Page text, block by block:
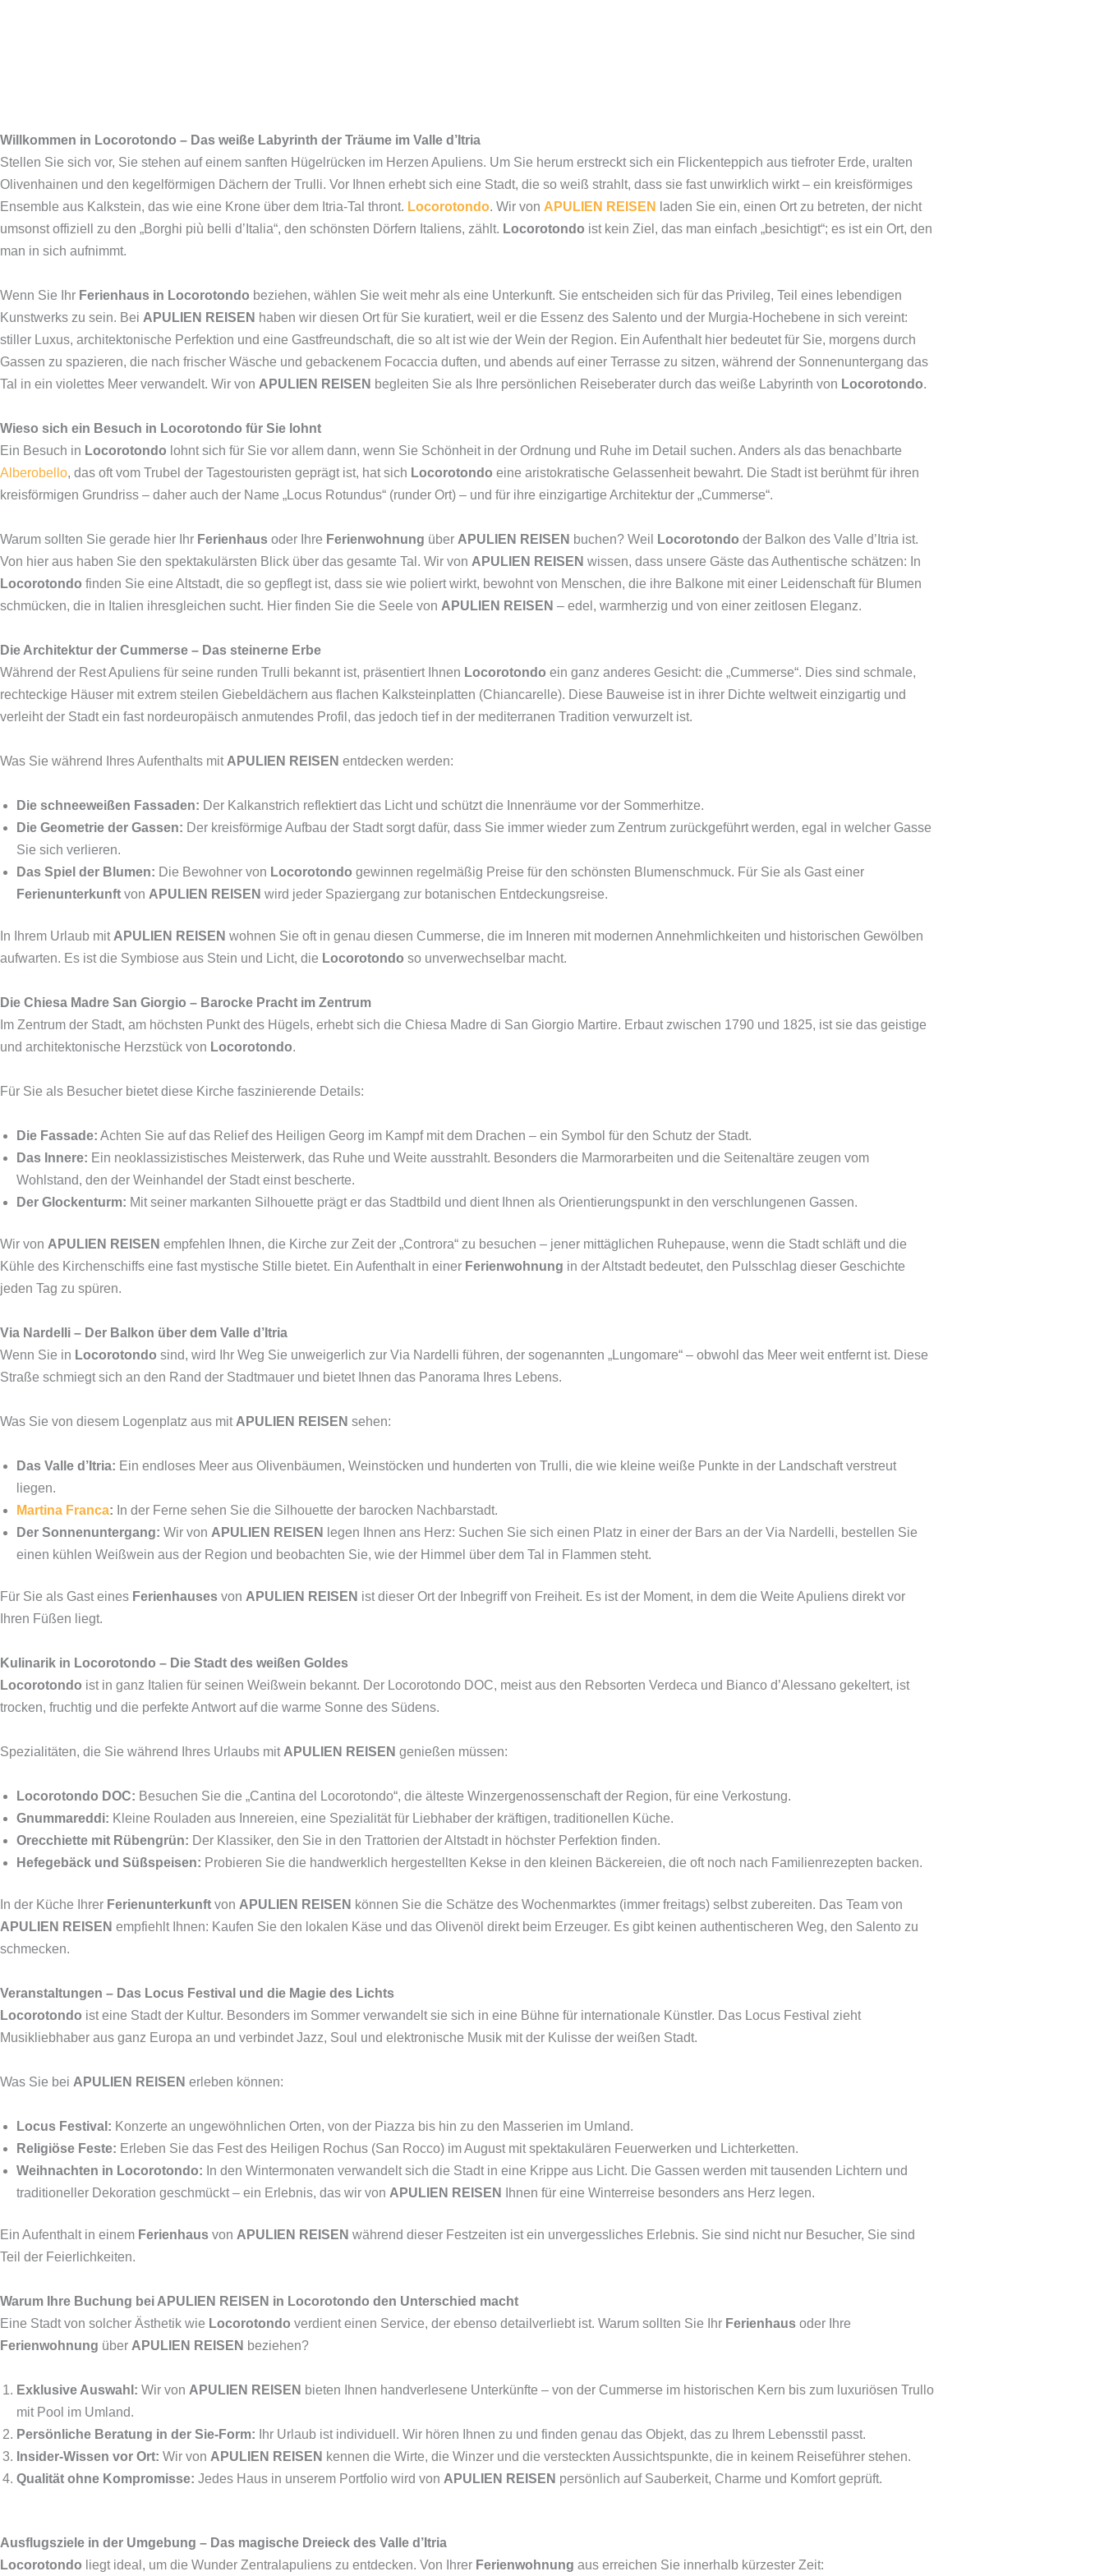
Willkommen in Locorotondo – Das weiße Labyrinth der Träume im Valle d’Itria
Stellen Sie sich vor, Sie stehen auf einem sanften Hügelrücken im Herzen Apuliens. Um Sie herum erstreckt sich ein Flickenteppich aus tiefroter Erde, uralten
Olivenhainen und den kegelförmigen Dächern der Trulli. Vor Ihnen erhebt sich eine Stadt, die so weiß strahlt, dass sie fast unwirklich wirkt – ein kreisförmiges
Ensemble aus Kalkstein, das wie eine Krone über dem Itria-Tal thront. Locorotondo. Wir von APULIEN REISEN
laden Sie ein, einen Ort zu betreten, der nicht
umsonst offiziell zu den „Borghi più belli d’Italia“, den schönsten Dörfern Italiens, zählt. Locorotondo ist kein Ziel, das man einfach „besichtigt“; es ist ein Ort, den
man in sich aufnimmt.
Wenn Sie Ihr Ferienhaus in Locorotondo beziehen, wählen Sie weit mehr als eine Unterkunft. Sie entscheiden sich für das Privileg, Teil eines lebendigen
Kunstwerks zu sein. Bei APULIEN REISEN haben wir diesen Ort für Sie kuratiert, weil er die Essenz des Salento und der Murgia-Hochebene in sich vereint:
stiller Luxus, architektonische Perfektion und eine Gastfreundschaft, die so alt ist wie der Wein der Region. Ein Aufenthalt hier bedeutet für Sie, morgens durch
Gassen zu spazieren, die nach frischer Wäsche und gebackenem Focaccia duften, und abends auf einer Terrasse zu sitzen, während der Sonnenuntergang das
Tal in ein violettes Meer verwandelt. Wir von APULIEN REISEN begleiten Sie als Ihre persönlichen Reiseberater durch das weiße Labyrinth von Locorotondo.
Wieso sich ein Besuch in Locorotondo für Sie lohnt
Ein Besuch in Locorotondo lohnt sich für Sie vor allem dann, wenn Sie Schönheit in der Ordnung und Ruhe im Detail suchen. Anders als das benachbarte
Alberobello, das oft vom Trubel der Tagestouristen geprägt ist, hat sich Locorotondo eine aristokratische Gelassenheit bewahrt. Die Stadt ist berühmt für ihren
kreisförmigen Grundriss – daher auch der Name „Locus Rotundus“ (runder Ort) – und für ihre einzigartige Architektur der „Cummerse“.
Warum sollten Sie gerade hier Ihr Ferienhaus oder Ihre Ferienwohnung über APULIEN REISEN buchen? Weil Locorotondo der Balkon des Valle d’Itria ist.
Von hier aus haben Sie den spektakulärsten Blick über das gesamte Tal. Wir von APULIEN REISEN wissen, dass unsere Gäste das Authentische schätzen: In
Locorotondo finden Sie eine Altstadt, die so gepflegt ist, dass sie wie poliert wirkt, bewohnt von Menschen, die ihre Balkone mit einer Leidenschaft für Blumen
schmücken, die in Italien ihresgleichen sucht. Hier finden Sie die Seele von APULIEN REISEN – edel, warmherzig und von einer zeitlosen Eleganz.
Die Architektur der Cummerse – Das steinerne Erbe
Während der Rest Apuliens für seine runden Trulli bekannt ist, präsentiert Ihnen Locorotondo ein ganz anderes Gesicht: die „Cummerse“. Dies sind schmale,
rechteckige Häuser mit extrem steilen Giebeldächern aus flachen Kalksteinplatten (Chiancarelle). Diese Bauweise ist in ihrer Dichte weltweit einzigartig und
verleiht der Stadt ein fast nordeuropäisch anmutendes Profil, das jedoch tief in der mediterranen Tradition verwurzelt ist.
Was Sie während Ihres Aufenthalts mit APULIEN REISEN entdecken werden:
Die schneeweißen Fassaden: Der Kalkanstrich reflektiert das Licht und schützt die Innenräume vor der Sommerhitze.
Die Geometrie der Gassen: Der kreisförmige Aufbau der Stadt sorgt dafür, dass Sie immer wieder zum Zentrum zurückgeführt werden, egal in welcher Gasse
Sie sich verlieren.
Das Spiel der Blumen: Die Bewohner von Locorotondo gewinnen regelmäßig Preise für den schönsten Blumenschmuck. Für Sie als Gast einer
Ferienunterkunft von APULIEN REISEN wird jeder Spaziergang zur botanischen Entdeckungsreise.
In Ihrem Urlaub mit APULIEN REISEN wohnen Sie oft in genau diesen Cummerse, die im Inneren mit modernen Annehmlichkeiten und historischen Gewölben
aufwarten. Es ist die Symbiose aus Stein und Licht, die Locorotondo so unverwechselbar macht.
Die Chiesa Madre San Giorgio – Barocke Pracht im Zentrum
Im Zentrum der Stadt, am höchsten Punkt des Hügels, erhebt sich die Chiesa Madre di San Giorgio Martire. Erbaut zwischen 1790 und 1825, ist sie das geistige
und architektonische Herzstück von Locorotondo.
Für Sie als Besucher bietet diese Kirche faszinierende Details:
Die Fassade: Achten Sie auf das Relief des Heiligen Georg im Kampf mit dem Drachen – ein Symbol für den Schutz der Stadt.
Das Innere: Ein neoklassizistisches Meisterwerk, das Ruhe und Weite ausstrahlt. Besonders die Marmorarbeiten und die Seitenaltäre zeugen vom
Wohlstand, den der Weinhandel der Stadt einst bescherte.
Der Glockenturm: Mit seiner markanten Silhouette prägt er das Stadtbild und dient Ihnen als Orientierungspunkt in den verschlungenen Gassen.
Wir von APULIEN REISEN empfehlen Ihnen, die Kirche zur Zeit der „Controra“ zu besuchen – jener mittäglichen Ruhepause, wenn die Stadt schläft und die
Kühle des Kirchenschiffs eine fast mystische Stille bietet. Ein Aufenthalt in einer Ferienwohnung in der Altstadt bedeutet, den Pulsschlag dieser Geschichte
jeden Tag zu spüren.
Via Nardelli – Der Balkon über dem Valle d’Itria
Wenn Sie in Locorotondo sind, wird Ihr Weg Sie unweigerlich zur Via Nardelli führen, der sogenannten „Lungomare“ – obwohl das Meer weit entfernt ist. Diese
Straße schmiegt sich an den Rand der Stadtmauer und bietet Ihnen das Panorama Ihres Lebens.
Was Sie von diesem Logenplatz aus mit APULIEN REISEN sehen:
Das Valle d’Itria: Ein endloses Meer aus Olivenbäumen, Weinstöcken und hunderten von Trulli, die wie kleine weiße Punkte in der Landschaft verstreut
liegen.
Martina Franca: In der Ferne sehen Sie die Silhouette der barocken Nachbarstadt.
Der Sonnenuntergang: Wir von APULIEN REISEN
legen Ihnen ans Herz: Suchen Sie sich einen Platz in einer der Bars an der Via Nardelli, bestellen Sie
einen kühlen Weißwein aus der Region und beobachten Sie, wie der Himmel über dem Tal in Flammen steht.
Für Sie als Gast eines Ferienhauses von APULIEN REISEN ist dieser Ort der Inbegriff von Freiheit. Es ist der Moment, in dem die Weite Apuliens direkt vor
Ihren Füßen liegt.
Kulinarik in Locorotondo – Die Stadt des weißen Goldes
Locorotondo ist in ganz Italien für seinen Weißwein bekannt. Der Locorotondo DOC, meist aus den Rebsorten Verdeca und Bianco d’Alessano gekeltert, ist
trocken, fruchtig und die perfekte Antwort auf die warme Sonne des Südens.
Spezialitäten, die Sie während Ihres Urlaubs mit APULIEN REISEN genießen müssen:
Locorotondo DOC: Besuchen Sie die „Cantina del Locorotondo“, die älteste Winzergenossenschaft der Region, für eine Verkostung.
Gnummareddi: Kleine Rouladen aus Innereien, eine Spezialität für Liebhaber der kräftigen, traditionellen Küche.
Orecchiette mit Rübengrün: Der Klassiker, den Sie in den Trattorien der Altstadt in höchster Perfektion finden.
Hefegebäck und Süßspeisen: Probieren Sie die handwerklich hergestellten Kekse in den kleinen Bäckereien, die oft noch nach Familienrezepten backen.
In der Küche Ihrer Ferienunterkunft von APULIEN REISEN können Sie die Schätze des Wochenmarktes (immer freitags) selbst zubereiten. Das Team von
APULIEN REISEN empfiehlt Ihnen: Kaufen Sie den lokalen Käse und das Olivenöl direkt beim Erzeuger. Es gibt keinen authentischeren Weg, den Salento zu
schmecken.
Veranstaltungen – Das Locus Festival und die Magie des Lichts
Locorotondo ist eine Stadt der Kultur. Besonders im Sommer verwandelt sie sich in eine Bühne für internationale Künstler. Das Locus Festival zieht
Musikliebhaber aus ganz Europa an und verbindet Jazz, Soul und elektronische Musik mit der Kulisse der weißen Stadt.
Was Sie bei APULIEN REISEN erleben können:
Locus Festival: Konzerte an ungewöhnlichen Orten, von der Piazza bis hin zu den Masserien im Umland.
Religiöse Feste: Erleben Sie das Fest des Heiligen Rochus (San Rocco) im August mit spektakulären Feuerwerken und Lichterketten.
Weihnachten in Locorotondo: In den Wintermonaten verwandelt sich die Stadt in eine Krippe aus Licht. Die Gassen werden mit tausenden Lichtern und
traditioneller Dekoration geschmückt – ein Erlebnis, das wir von APULIEN REISEN Ihnen für eine Winterreise besonders ans Herz legen.
Ein Aufenthalt in einem Ferienhaus von APULIEN REISEN während dieser Festzeiten ist ein unvergessliches Erlebnis. Sie sind nicht nur Besucher, Sie sind
Teil der Feierlichkeiten.
Warum Ihre Buchung bei APULIEN REISEN in Locorotondo den Unterschied macht
Eine Stadt von solcher Ästhetik wie Locorotondo verdient einen Service, der ebenso detailverliebt ist. Warum sollten Sie Ihr Ferienhaus oder Ihre
Ferienwohnung über APULIEN REISEN beziehen?
Exklusive Auswahl: Wir von APULIEN REISEN bieten Ihnen handverlesene Unterkünfte – von der Cummerse im historischen Kern bis zum luxuriösen Trullo
mit Pool im Umland.
Persönliche Beratung in der Sie-Form: Ihr Urlaub ist individuell. Wir hören Ihnen zu und finden genau das Objekt, das zu Ihrem Lebensstil passt.
Insider-Wissen vor Ort: Wir von APULIEN REISEN kennen die Wirte, die Winzer und die versteckten Aussichtspunkte, die in keinem Reiseführer stehen.
Qualität ohne Kompromisse: Jedes Haus in unserem Portfolio wird von APULIEN REISEN persönlich auf Sauberkeit, Charme und Komfort geprüft.
Ausflugsziele in der Umgebung – Das magische Dreieck des Valle d’Itria
Locorotondo liegt ideal, um die Wunder Zentralapuliens zu entdecken. Von Ihrer Ferienwohnung aus erreichen Sie innerhalb kürzester Zeit: